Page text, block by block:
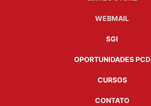
WEBMAIL
SGI
OPORTUNIDADES PCD
CURSOS
CONTATO